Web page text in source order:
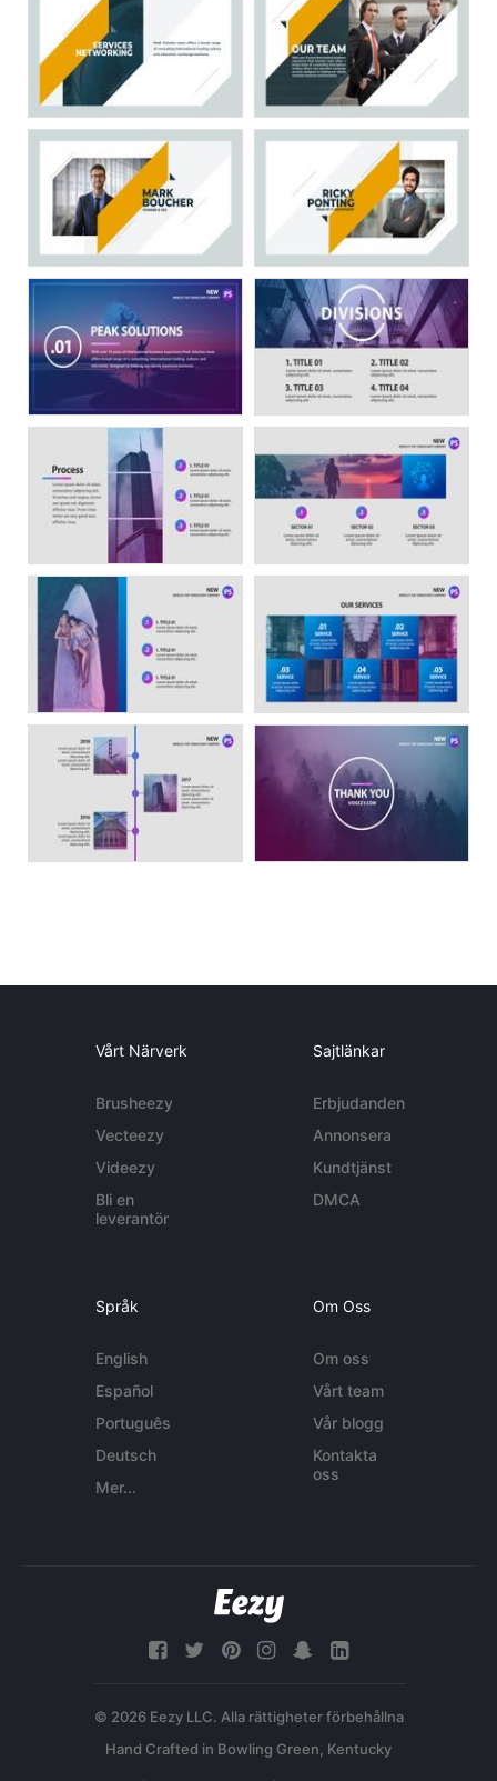
Vårt Närverk
Brusheezy
Vecteezy
Videezy
Bli en
leverantör
Sajtlänkar
Erbjudanden
Annonsera
Kundtjänst
DMCA
Språk
English
Español
Português
Deutsch
Mer...
Om Oss
Om oss
Vårt team
Vår blogg
Kontakta
oss
© 2026 Eezy LLC. Alla rättigheter förbehållna